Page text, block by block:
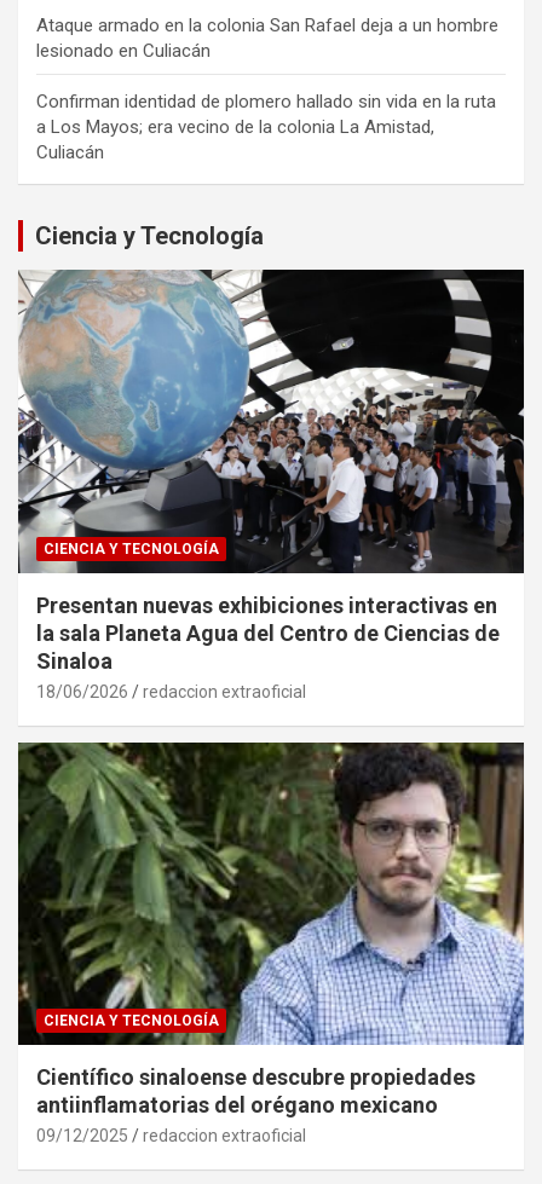
Ataque armado en la colonia San Rafael deja a un hombre
lesionado en Culiacán
Confirman identidad de plomero hallado sin vida en la ruta
a Los Mayos; era vecino de la colonia La Amistad,
Culiacán
Ciencia y Tecnología
CIENCIA Y TECNOLOGÍA
Presentan nuevas exhibiciones interactivas en
la sala Planeta Agua del Centro de Ciencias de
Sinaloa
18/06/2026 redaccion extraoficial
CIENCIA Y TECNOLOGÍA
Científico sinaloense descubre propiedades
antiinflamatorias del orégano mexicano
09/12/2025 redaccion extraoficial